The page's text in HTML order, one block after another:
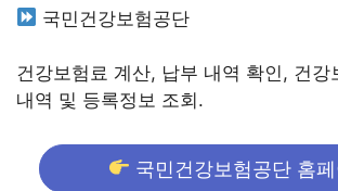
국민건강보험공단
건강보험료 계산, 납부 내역 확인, 건강
내역 및 등록정보 조회.
국민건강보험공단 홈